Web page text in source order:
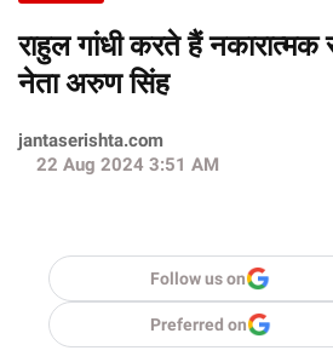
राहुल गांधी करते हैं नकारात्मक
नेता अरुण सिंह
jantaserishta.com
22 Aug 2024 3:51 AM
Follow us on
Preferred on